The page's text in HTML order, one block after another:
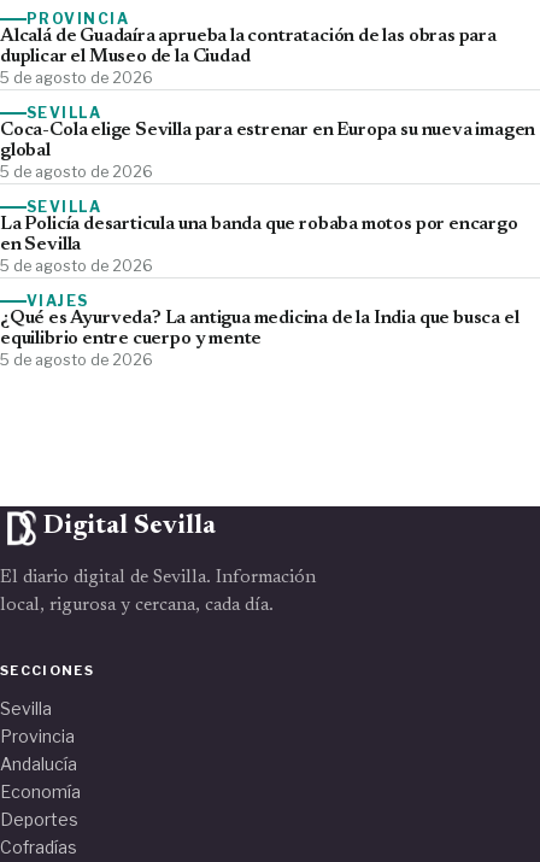
PROVINCIA
Alcalá de Guadaíra aprueba la contratación de las obras para
duplicar el Museo de la Ciudad
5 de agosto de 2026
SEVILLA
Coca-Cola elige Sevilla para estrenar en Europa su nueva imagen
global
5 de agosto de 2026
SEVILLA
La Policía desarticula una banda que robaba motos por encargo
en Sevilla
5 de agosto de 2026
VIAJES
¿Qué es Ayurveda? La antigua medicina de la India que busca el
equilibrio entre cuerpo y mente
5 de agosto de 2026
Digital Sevilla
El diario digital de Sevilla. Información
local, rigurosa y cercana, cada día.
SECCIONES
Sevilla
Provincia
Andalucía
Economía
Deportes
Cofradías